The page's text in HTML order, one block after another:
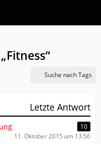
Suche nach Tags
Letzte Antwort
10
11. Oktober 2015 um 13:56